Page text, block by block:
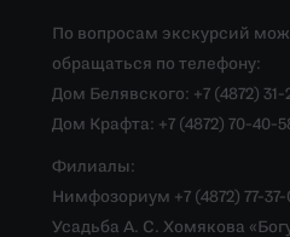
По вопросам экскурсий
обращаться по телефону:
Дом Белявского: +7 (4872) 31-
Дом Крафта: +7 (4872) 70-40-
Филиалы:
Нимфозориум +7 (4872) 77-37-
Усадьба А. С. Хомякова